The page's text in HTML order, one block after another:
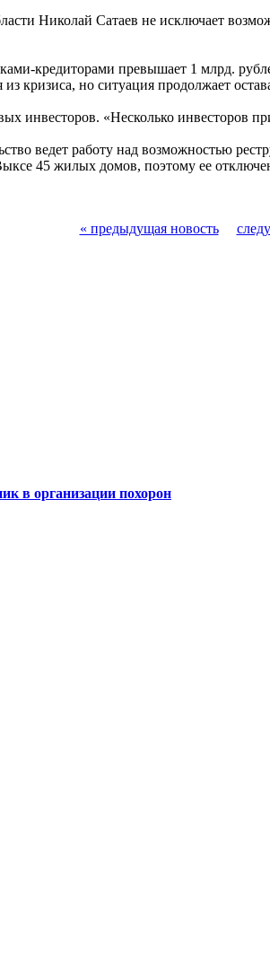
Николай Сатаев не исключает
кредиторами превышает 1 млрд.
кризиса, но ситуация продолжает
инвесторов. «Несколько инвесторов
ведет работу над возможностью
45 жилых домов, поэтому ее
« предыдущая новость
в организации похорон